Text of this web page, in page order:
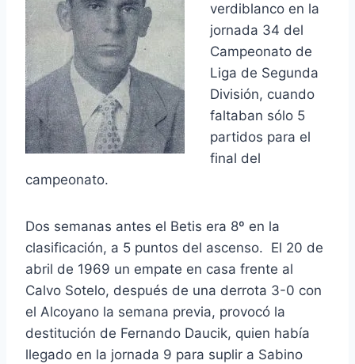
verdiblanco en la
jornada 34 del
Campeonato de
Liga de Segunda
División, cuando
faltaban sólo 5
partidos para el
final del
campeonato.
Dos semanas antes el Betis era 8º en la
clasificación, a 5 puntos del ascenso. El 20 de
abril de 1969 un empate en casa frente al
Calvo Sotelo, después de una derrota 3-0 con
el Alcoyano la semana previa, provocó la
destitución de Fernando Daucik, quien había
llegado en la jornada 9 para suplir a Sabino